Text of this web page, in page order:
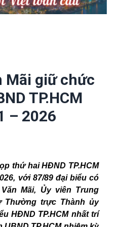
Mãi giữ chức
TP.HCM
– 2026
thứ hai HĐND TP.HCM
với 87/89 đại biểu có
Mãi, Ủy viên Trung
trực Thành ủy
HĐND TP.HCM nhất trí